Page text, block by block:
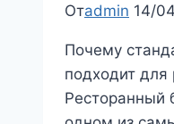
Отadmin 14/
Почему
подходит для
Ресторанный